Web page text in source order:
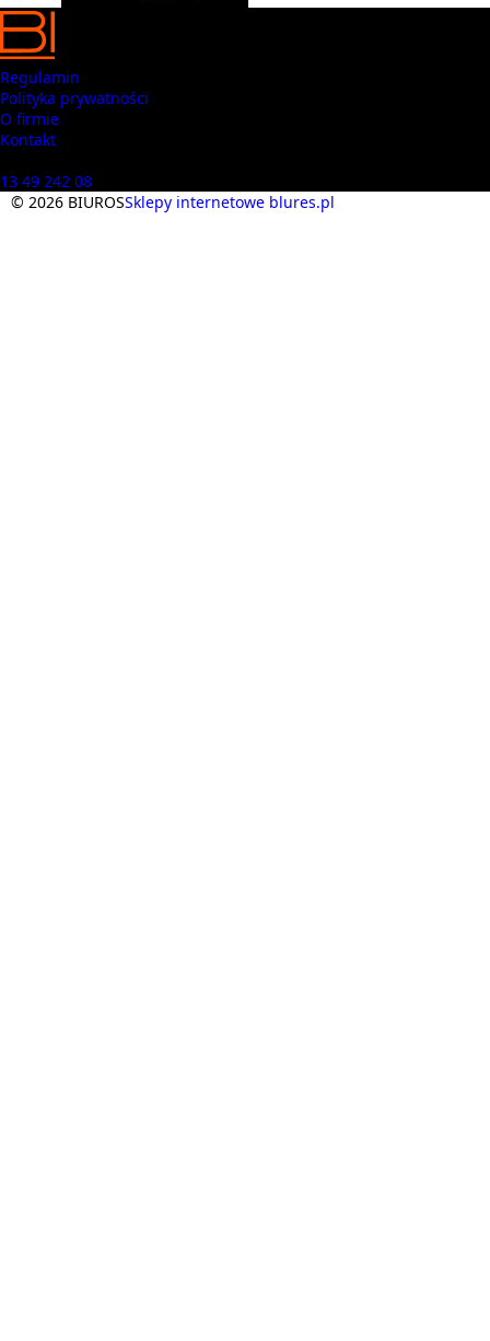
Regulamin
Polityka prywatności
O firmie
Kontakt
13 49 242 08
© 2026 BIUROSSklepy internetowe blures.pl